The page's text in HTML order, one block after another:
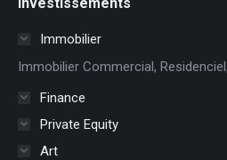
opens
Immobilier
Immobilier Commercial,
Finance
Private Equity
Art